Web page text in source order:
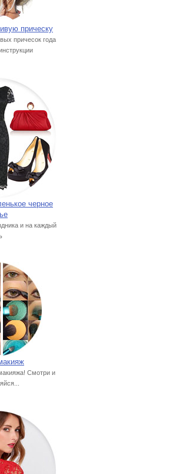
прическу
причесок года
черное
и на каждый
Смотри и